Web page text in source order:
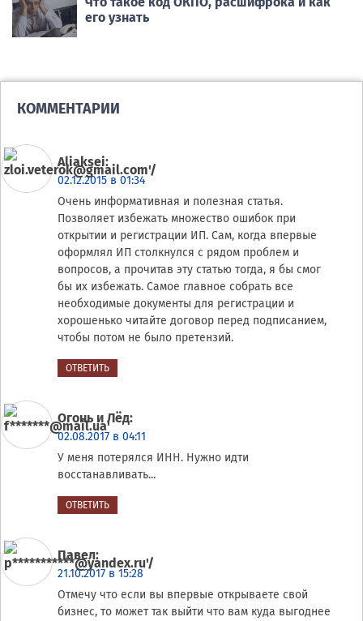
его узнать
КОММЕНТАРИИ
Aliaksei:
02.12.2015 в 01:34
Очень информативная и полезная статья.
Позволяет избежать множество ошибок при
открытии и регистрации ИП. Сам, когда впервые
оформлял ИП столкнулся с рядом проблем и
вопросов, а прочитав эту статью тогда, я бы смог
бы их избежать. Самое главное собрать все
необходимые документы для регистрации и
хорошенько читайте договор перед подписанием,
чтобы потом не было претензий.
ОТВЕТИТЬ
Огонь и Лёд:
02.08.2017 в 04:11
У меня потерялся ИНН. Нужно идти
восстанавливать...
ОТВЕТИТЬ
Павел:
21.10.2017 в 15:28
Отмечу что если вы впервые открываете свой
бизнес, то может так выйти что вам куда выгоднее